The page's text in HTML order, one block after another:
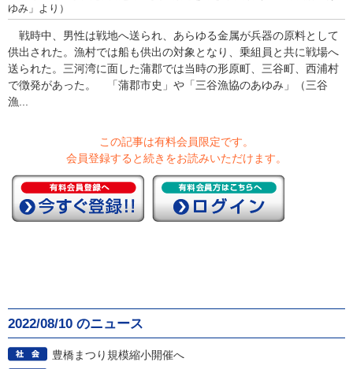
ゆみ」より）
戦時中、男性は戦地へ送られ、あらゆる金属が兵器の原料として
供出された。漁村では船も供出の対象となり、乗組員と共に戦場へ
送られた。三河湾に面した蒲郡では当時の形原町、三谷町、西浦村
で徴発があった。 「蒲郡市史」や「三谷漁協のあゆみ」（三谷
漁...
この記事は有料会員限定です。
会員登録すると続きをお読みいただけます。
2022/08/10 のニュース
豊橋まつり規模縮小開催へ